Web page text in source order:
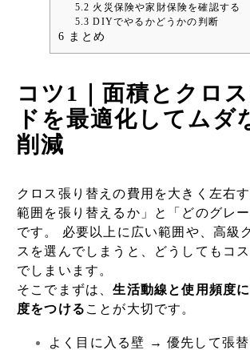
5.2 火災保険や家財保険を確認する
5.3 DIYでやるかどうかの判断
6 まとめ
コツ1｜面積とクロ
ドを最適化してムダ
削減
クロス張り替えの費用を大きく左右
範囲を張り替えるか」と「どのグレー
です。 必要以上に広い範囲や、高級
スを選んでしまうと、どうしてもコ
でしまいます。
そこでまずは、生活動線と使用頻度
度をつける ことが大切です。
よく目に入る壁 → 優先して張替